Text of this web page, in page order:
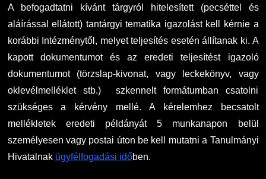
A befogadtatni kívánt tárgyról hitelesített (pecséttel és
aláírással ellátott) tantárgyi tematika igazolást kell kérnie a
korábbi Intézménytől, melyet teljesítés esetén állítanak ki. A
kapott dokumentumot és az eredeti teljesítést igazoló
dokumentumot (törzslap-kivonat, vagy leckekönyv, vagy
oklevélmelléklet stb.) szkennelt formátumban csatolni
szükséges a kérvény mellé. A kérelemhez becsatolt
mellékletek eredeti példányát 5 munkanapon belül
személyesen vagy postai úton be kell mutatni a Tanulmányi
Hivatalnak ügyfélfogadási időben.